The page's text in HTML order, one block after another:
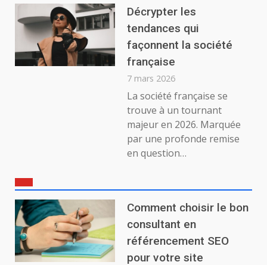
Décrypter les
tendances qui
façonnent la société
française
7 mars 2026
La société française se
trouve à un tournant
majeur en 2026. Marquée
par une profonde remise
en question…
Comment choisir le bon
consultant en
référencement SEO
pour votre site